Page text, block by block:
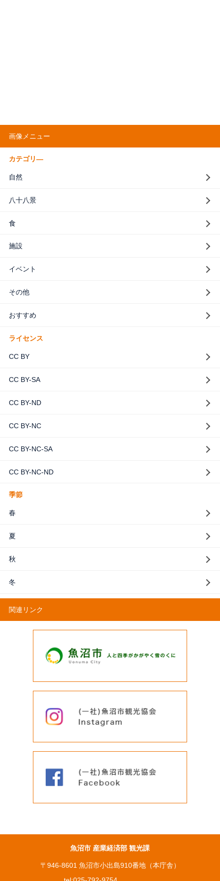
画像メニュー
カテゴリ―
自然
八十八景
食
施設
イベント
その他
おすすめ
ライセンス
CC BY
CC BY-SA
CC BY-ND
CC BY-NC
CC BY-NC-SA
CC BY-NC-ND
季節
春
夏
秋
冬
関連リンク
魚沼市 産業経済部 観光課
〒946-8601 魚沼市小出島910番地（本庁舎）